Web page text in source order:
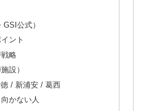
公式）
ント
略
設）
/ 新浦安 / 葛西
かない人